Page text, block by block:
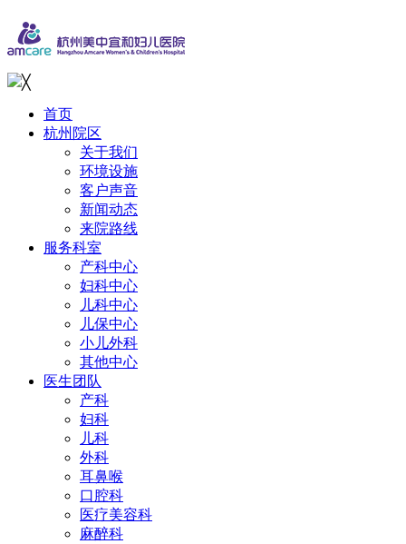
╳
首页
杭州院区
关于我们
环境设施
客户声音
新闻动态
来院路线
服务科室
产科中心
妇科中心
儿科中心
儿保中心
小儿外科
其他中心
医生团队
产科
妇科
儿科
外科
耳鼻喉
口腔科
医疗美容科
麻醉科